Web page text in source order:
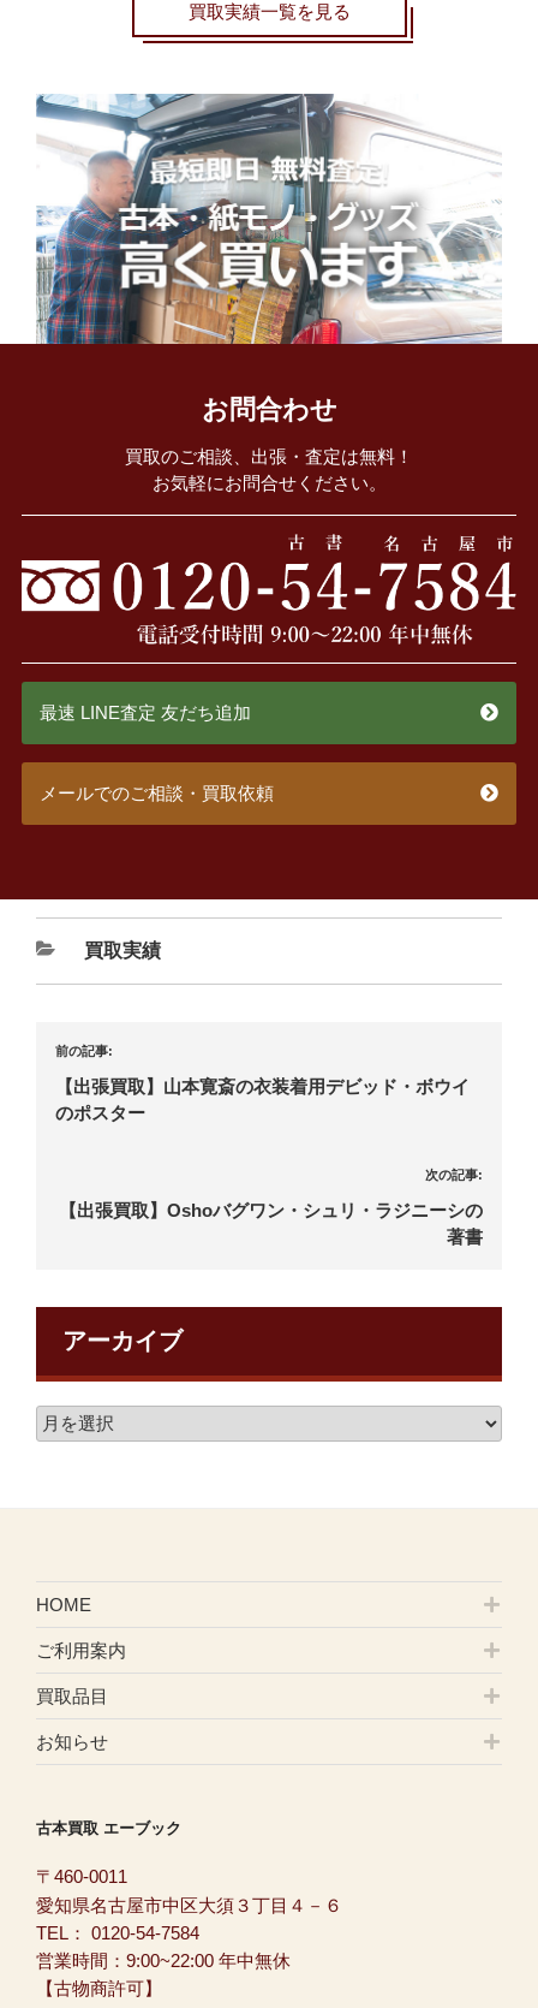
買取実績一覧を見る
お問合わせ
買取のご相談、出張・査定は無料！
お気軽にお問合せください。
最速 LINE査定 友だち追加
メールでのご相談・買取依頼
買取実績
前の記事:
【出張買取】山本寛斎の衣装着用デビッド・ボウイ
のポスター
次の記事:
【出張買取】Oshoバグワン・シュリ・ラジニーシの
著書
アーカイブ
HOME
ご利用案内
買取品目
お知らせ
古本買取 エーブック
〒460-0011
愛知県名古屋市中区大須３丁目４－６
TEL： 0120-54-7584
営業時間：9:00~22:00 年中無休
【古物商許可】